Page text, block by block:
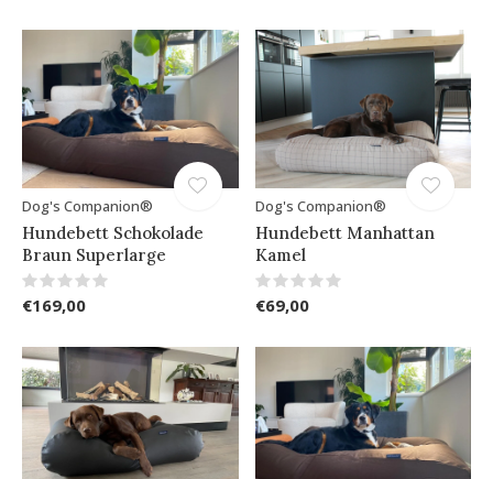
Dog's Companion®
Hundebett Schokolade
Braun Superlarge
€169,00
Dog's Companion®
Hundebett Manhattan
Kamel
€69,00